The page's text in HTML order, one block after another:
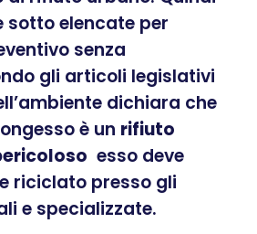
sotto elencate per
senza
gli articoli legislativi
dichiara che
è un rifiuto
esso deve
riciclato presso gli
e specializzate.